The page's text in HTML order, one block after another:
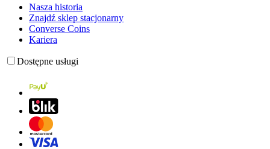
Nasza historia
Znajdź sklep stacjonarny
Converse Coins
Kariera
Dostępne usługi